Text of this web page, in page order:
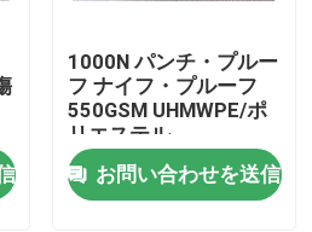
1000N パンチ・プルー
フ ナイフ・プルーフ
550GSM UHMWPE/ポ
リエステル
お問い合わせを送信